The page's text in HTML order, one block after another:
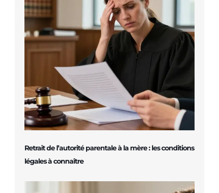
Retrait de l’autorité parentale à la mère : les conditions
légales à connaître